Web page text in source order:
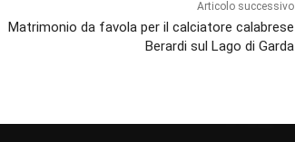
Articolo successivo
Matrimonio da favola per il calciatore calabrese
Berardi sul Lago di Garda